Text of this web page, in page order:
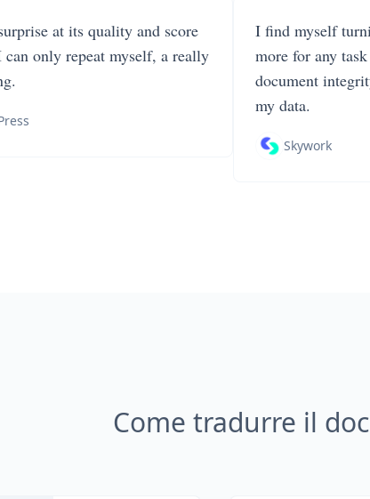
at its quality and score
can only repeat myself, a really
I find myself
more for any
document
my data.
Skywork
Come tradurre il